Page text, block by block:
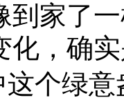
到家了
化，确
个绿